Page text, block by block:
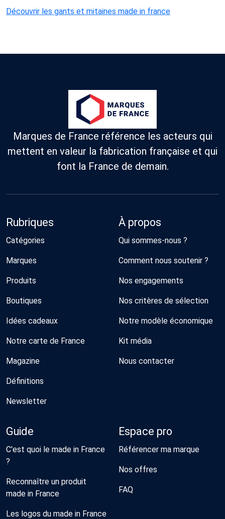
Découvrir les gants et mitaines made in france
Marques de France référence les acteurs qui
mettent en valeur la fabrication française et qui
font la France de demain.
Rubriques
Catégories
Marques
Produits
Boutiques
Idées cadeaux
Notre carte de France
Magazine
Définitions
Newsletter
À propos
Qui sommes-nous ?
Comment nous soutenir ?
Nos engagements
Nos critères de sélection
Notre modèle économique
Kit média
Nous contacter
Guide
C'est quoi le made in France
?
Reconnaître un produit
made in France
Les logos du made in France
Espace pro
Référencer ma marque
Nos offres
FAQ